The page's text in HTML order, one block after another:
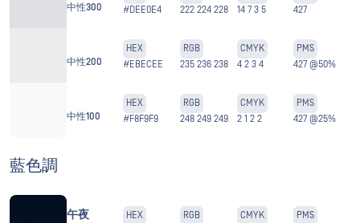
中性300
#DEE0E4
222 224 228
14 7 3 5
427
中性200
HEX
#EBECEE
RGB
235 236 238
CMYK
4 2 3 4
PMS
427 @50%
中性100
HEX
#F8F9F9
RGB
248 249 249
CMYK
2 1 2 2
PMS
427 @25%
藍色調
午夜
HEX
RGB
CMYK
PMS